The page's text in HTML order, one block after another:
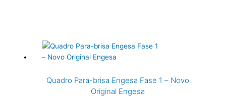
Quadro Para-brisa Engesa Fase 1 – Novo
Original Engesa